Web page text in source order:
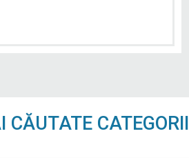
CĂUTATE CATEGORII